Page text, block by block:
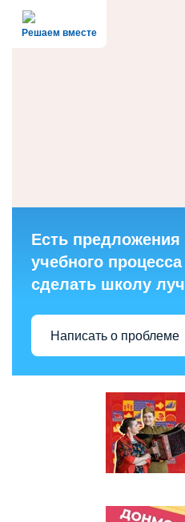
Решаем вместе
Есть предложения
учебного
сделать школу
Написать о проблеме